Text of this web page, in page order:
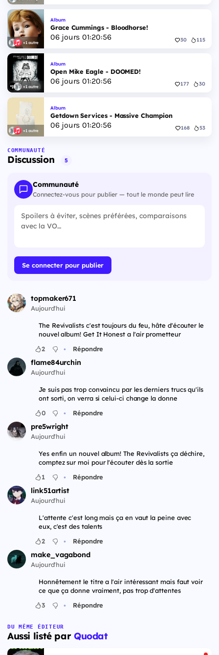
+1 autre
Album
Grace Cummings - Bloodhorse!
06jours 01:20:55 30 115
+1 autre
Album
Open Mike Eagle - DOOMED!
06jours 01:20:55 177 30
+1 autre
Album
Getdown Services - Massive Champion
06jours 01:20:55 168 53
COMMUNAUTÉ
Discussion 5
Communauté
Connectez-vous pour publier — tout le monde peut lire
Se connecter pour publier
topmaker671
Aujourd'hui
The Revivalists c'est toujours du feu, hâte d'écouter le
nouvel album! Get It Honest a l'air prometteur
2
• Répondre
flame84urchin
Aujourd'hui
Je suis pas trop convaincu par les derniers trucs qu'ils
ont sorti, on verra si celui-ci change la donne
0
• Répondre
pre5wright
Aujourd'hui
Yes enfin un nouvel album! The Revivalists ça déchire,
comptez sur moi pour l'écouter dès la sortie
1
• Répondre
link51artist
Aujourd'hui
L'attente c'est long mais ça en vaut la peine avec
eux, c'est des talents
2
• Répondre
make_vagabond
Aujourd'hui
Honnêtement le titre a l'air intéressant mais faut voir
ce que ça donne vraiment, pas trop d'attentes
3
• Répondre
DU MÊME ÉDITEUR
Aussi listé par Quodat